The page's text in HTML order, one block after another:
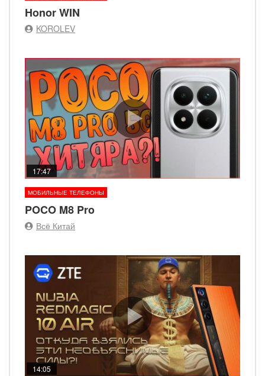
Honor WIN
KOROLEV
17:47
МОБИЛЬНЫЕ ТЕЛЕФОНЫ
POCO M8 Pro
Всё Китай
14:05